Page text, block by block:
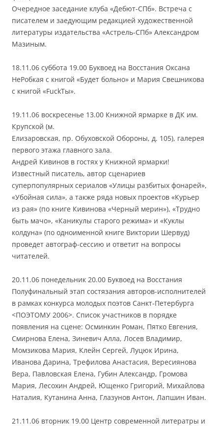
Очередное заседание клуба «Дебют-СПб». Встреча с
писателем и заедующим редакцией художественной
литературы издательства «Астрель-СПб» Александром
Мазиным.
18.11.06 суббота 19.00 Буквоед на Восстания Оксана
НеРобкая с книгой «Будет больно» и Мария Свешникова
с книгой «FuckТы».
19.11.06 воскресенье 13.00 Книжной ярмарке в ДК им.
Крупской (м.
Елизаровская, пр. Обуховской Обороны, д. 105), галерея
первого этажа главного зала.
Андрей Кивинов в гостях у Книжной ярмарки!
Известный писатель, автор сценариев
суперпопулярных сериалов «Улицы разбитых фонарей»,
«Убойная сила», а также ряда новых проектов «Курьер
из рая» (по книге Кивинова «Черный мерин»), «Трудно
быть мачо», «Каникулы старого режима» и «Куклы
колдуна» (по одноименной книге Виктории Шервуд)
проведет автограф-сессию и ответит на вопросы
читателей.
20.11.06 понедельник 20.00 Буквоед на Восстания
Полуфинальный этап состязания авторов-исполнителей
в рамках конкурса молодых поэтов Санкт-Петербурга
<ПОЭТОМУ 2006>. Список участников в порядке
появления на сцене: Осминкин Роман, Пятко Евгения,
Смирнова Елена, Зиневич Алла, Лосев Владимир,
Момзикова Мария, Клейн Сергей, Луцюк Ирина,
Иванова Дарина, Трефилова Анастасия, Вересиянова
Вера, Павловская Елена, Губин Александр, Громова
Мария, Лесохин Андрей, Ющенко Григорий, Михайлова
Наталия, Кутанина Анна, Глазунов Антон, Лапшин Иван.
21.11.06 вторник 19.00 Центр современной литератры и